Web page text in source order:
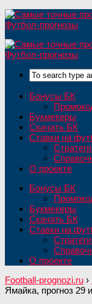
Бонусы БК
Букмекеры
Скачать БК
Ставки на
О проекте
Бонусы БК
Букмекеры
Скачать БК
Ставки на
О проекте
Football-prognozi.ru ›
Ямайка, прогноз